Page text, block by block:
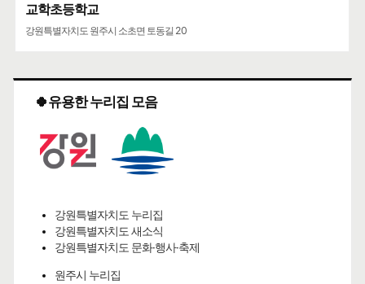
교학초등학교
강원특별자치도 원주시 소초면 토동길 20
🍀유용한 누리집 모음
강원특별자치도 누리집
강원특별자치도 새소식
강원특별자치도 문화·행사·축제
원주시 누리집